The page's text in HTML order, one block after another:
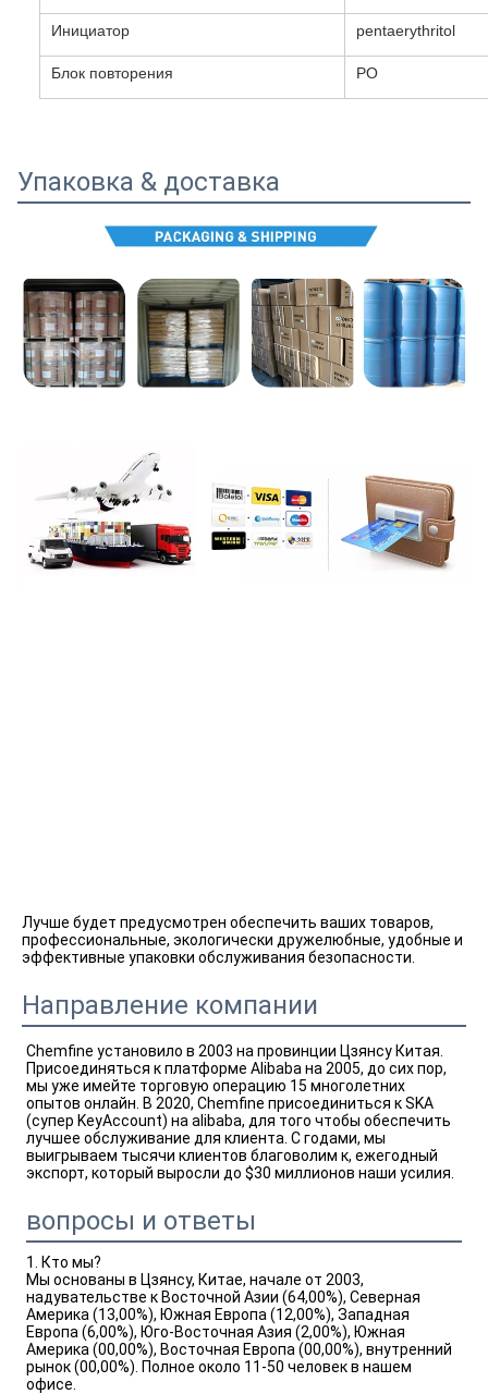
Инициатор pentaerythritol
Блок повторения PO
Упаковка & доставка
Лучше будет предусмотрен обеспечить ваших товаров,
профессиональные, экологически дружелюбные, удобные и
эффективные упаковки обслуживания безопасности.
Направление компании
Chemfine установило в 2003 на провинции Цзянсу Китая.
Присоединяться к платформе Alibaba на 2005, до сих пор,
мы уже имейте торговую операцию 15 многолетних
опытов онлайн. В 2020, Chemfine присоединиться к SKA
(супер KeyAccount) на alibaba, для того чтобы обеспечить
лучшее обслуживание для клиента. С годами, мы
выигрываем тысячи клиентов благоволим к, ежегодный
экспорт, который выросли до $30 миллионов наши усилия.
вопросы и ответы
1. Кто мы?
Мы основаны в Цзянсу, Китае, начале от 2003,
надувательстве к Восточной Азии (64,00%), Северная
Америка (13,00%), Южная Европа (12,00%), Западная
Европа (6,00%), Юго-Восточная Азия (2,00%), Южная
Америка (00,00%), Восточная Европа (00,00%), внутренний
рынок (00,00%). Полное около 11-50 человек в нашем
офисе.